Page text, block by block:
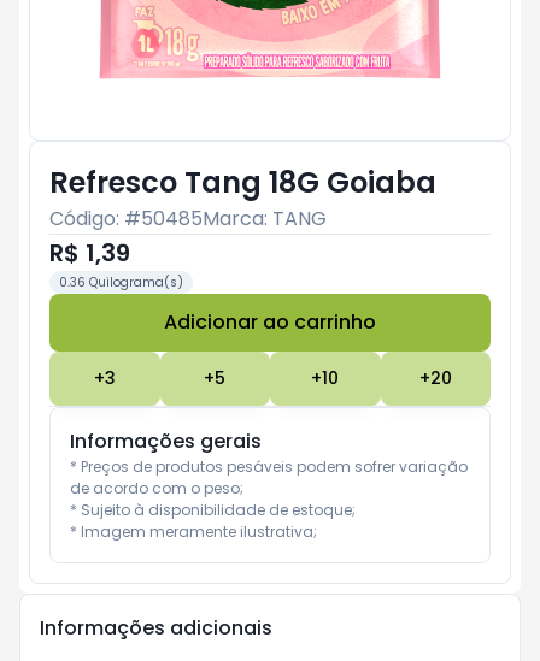
Refresco Tang 18G Goiaba
Código: #50485Marca: TANG
R$ 1,39
0.36 Quilograma(s)
Adicionar ao carrinho
+3 +5 +10 +20
Informações gerais
* Preços de produtos pesáveis podem sofrer variação
de acordo com o peso;
* Sujeito à disponibilidade de estoque;
* Imagem meramente ilustrativa;
Informações adicionais